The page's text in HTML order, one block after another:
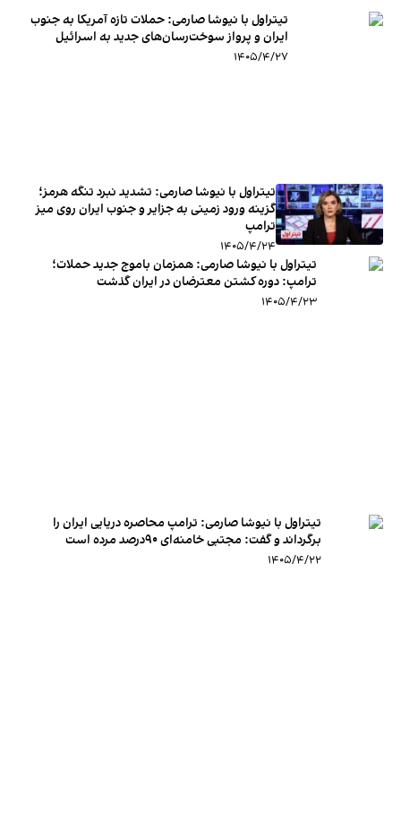
تیتراول با نیوشا صارمی: حملات تازه آمریکا به جنوب
ایران و پرواز سوخت‌رسان‌های جدید به اسرائیل
۱۴۰۵/۴/۲۷
تیتراول با نیوشا صارمی: تشدید نبرد تنگه هرمز؛
گزینه ورود زمینی به جزایر و جنوب ایران روی میز
ترامپ
۱۴۰۵/۴/۲۴
تیتراول با نیوشا صارمی: همزمان باموج جدید حملات؛
ترامپ: دوره کشتن معترضان در ایران گذشت
۱۴۰۵/۴/۲۳
تیتراول با نیوشا صارمی: ترامپ محاصره دریایی ایران را
برگرداند و گفت: مجتبی خامنه‌ای ۹۰درصد مرده است
۱۴۰۵/۴/۲۲